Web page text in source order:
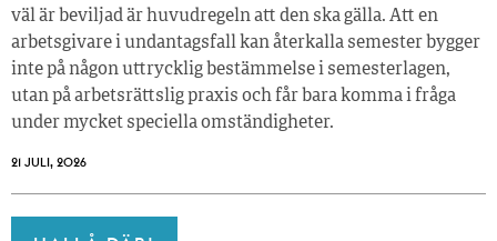
väl är beviljad är huvudregeln att den ska gälla. Att en
arbetsgivare i undantagsfall kan återkalla semester bygger
inte på någon uttrycklig bestämmelse i semesterlagen,
utan på arbetsrättslig praxis och får bara komma i fråga
under mycket speciella omständigheter.
21 JULI, 2026